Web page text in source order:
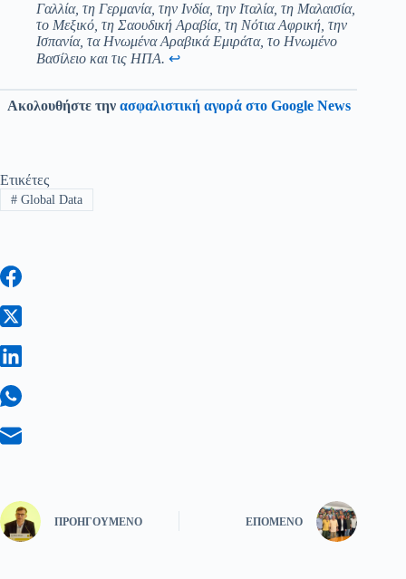
Γαλλία, τη Γερμανία, την Ινδία, την Ιταλία, τη Μαλαισία,
το Μεξικό, τη Σαουδική Αραβία, τη Νότια Αφρική, την
Ισπανία, τα Ηνωμένα Αραβικά Εμιράτα, το Ηνωμένο
Βασίλειο και τις ΗΠΑ. ↩︎
Ακολουθήστε την ασφαλιστική αγορά στο Google News
Ετικέτες
#Global Data
ΠΡΟΗΓΟΎΜΕΝΟ ΕΠΌΜΕΝΟ